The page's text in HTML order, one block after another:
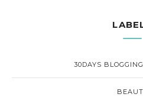
30DAYS